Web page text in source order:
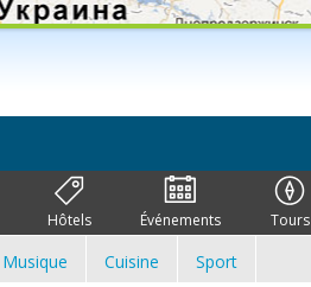
Hôtels Événements Tours
Musique Cuisine Sport